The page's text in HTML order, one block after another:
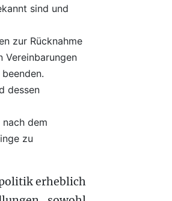
sind und
zur Rücknahme
Vereinbarungen
dessen
dem
zu
erheblich